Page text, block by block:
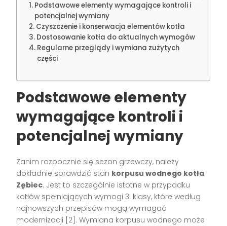
Podstawowe elementy wymagające kontroli i
potencjalnej wymiany
Czyszczenie i konserwacja elementów kotła
Dostosowanie kotła do aktualnych wymogów
Regularne przeglądy i wymiana zużytych
części
Podstawowe elementy
wymagające kontroli i
potencjalnej wymiany
Zanim rozpocznie się sezon grzewczy, należy
dokładnie sprawdzić stan korpusu wodnego kotła
Zębiec. Jest to szczególnie istotne w przypadku
kotłów spełniających wymogi 3. klasy, które według
najnowszych przepisów mogą wymagać
modernizacji [2]. Wymiana korpusu wodnego może